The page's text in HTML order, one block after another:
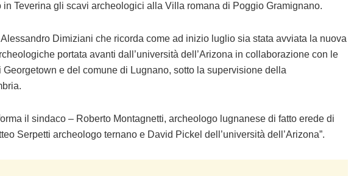
in Teverina gli scavi archeologici alla Villa romana di Poggio Gramignano.
Dimiziani che ricorda come ad inizio luglio sia stata avviata la nuova
portata avanti dall’università dell’Arizona in collaborazione con le
Georgetown e del comune di Lugnano, sotto la supervisione della
il sindaco – Roberto Montagnetti, archeologo lugnanese di fatto erede di
Serpetti archeologo ternano e David Pickel dell’università dell’Arizona”.